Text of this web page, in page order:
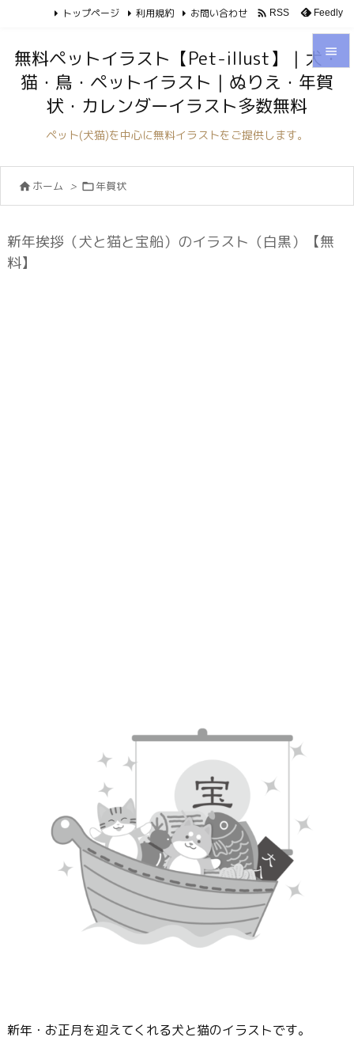



トップページ 利用規約 お問い合わせ  RSS Feedly
無料ペットイラスト【Pet-illust】｜犬・
猫・鳥・ペットイラスト｜ぬりえ・年賀
状・カレンダーイラスト多数無料
ペット(犬猫)を中心に無料イラストをご提供します。
 ホーム > 年賀状
新年挨拶（犬と猫と宝船）のイラスト（白黒）【無
料】
新年・お正月を迎えてくれる犬と猫のイラストです。